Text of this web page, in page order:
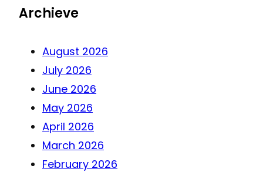
Archieve
August 2026
July 2026
June 2026
May 2026
April 2026
March 2026
February 2026